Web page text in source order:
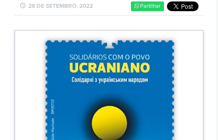
schedule 28 DE SETEMBRO, 2022 Partilhar